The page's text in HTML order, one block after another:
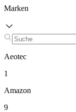
Marken
Aeotec
1
Amazon
9